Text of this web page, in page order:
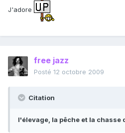
J'adore
free jazz
Posté 12 octobre 2009
Citation
l'élevage, la pêche et la chasse